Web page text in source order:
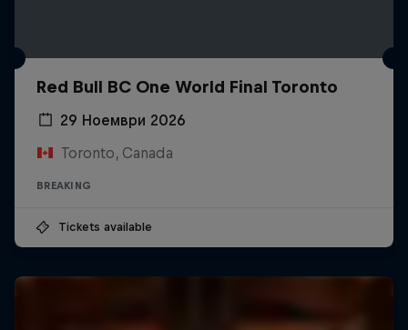
Red Bull BC One World Final Toronto
29 Ноември 2026
Toronto, Canada
BREAKING
Tickets available